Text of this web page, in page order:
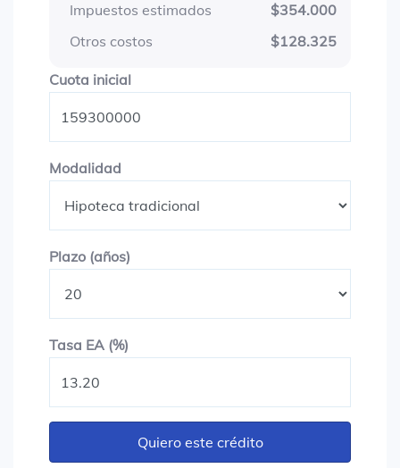
Impuestos estimados
$354.000
Otros costos
$128.325
Cuota inicialCuota inicial
Modalidad
Plazo (años)
Tasa EA (%)
Quiero este crédito